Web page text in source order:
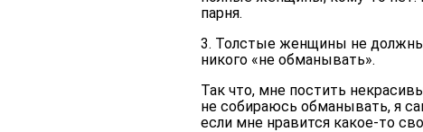
парня.
3. Толстые женщины не
никого «не обманывать».
Так что, мне постить
не собираюсь обманывать, я
если мне нравится какое-то